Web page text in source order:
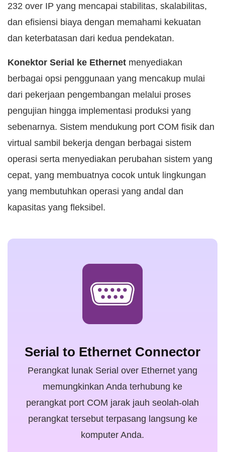
232 over IP yang mencapai stabilitas, skalabilitas,
dan efisiensi biaya dengan memahami kekuatan
dan keterbatasan dari kedua pendekatan.
Konektor Serial ke Ethernet menyediakan
berbagai opsi penggunaan yang mencakup mulai
dari pekerjaan pengembangan melalui proses
pengujian hingga implementasi produksi yang
sebenarnya. Sistem mendukung port COM fisik dan
virtual sambil bekerja dengan berbagai sistem
operasi serta menyediakan perubahan sistem yang
cepat, yang membuatnya cocok untuk lingkungan
yang membutuhkan operasi yang andal dan
kapasitas yang fleksibel.
Serial to Ethernet Connector
Perangkat lunak Serial over Ethernet yang
memungkinkan Anda terhubung ke
perangkat port COM jarak jauh seolah-olah
perangkat tersebut terpasang langsung ke
komputer Anda.